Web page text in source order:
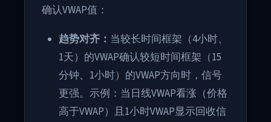
确认VWAP值：
趋势对齐： 当较长时间框架（4小时、
1天）的VWAP确认较短时间框架（15
分钟、1小时）的VWAP方向时，信号
更强。示例：当日线VWAP看涨（价格
高于VWAP）且1小时VWAP显示回收信